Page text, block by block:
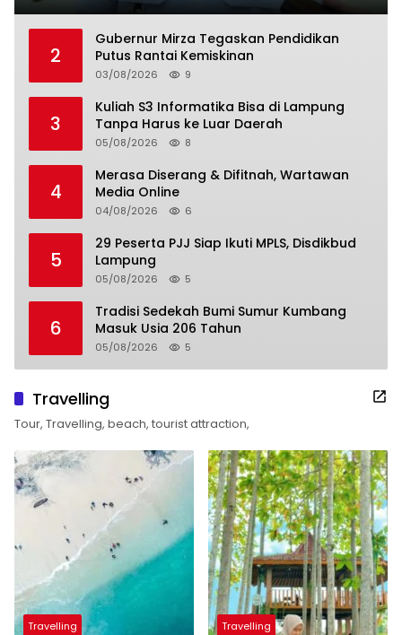
2
Gubernur Mirza Tegaskan Pendidikan
Putus Rantai Kemiskinan
03/08/2026 9
3
Kuliah S3 Informatika Bisa di Lampung
Tanpa Harus ke Luar Daerah
05/08/2026 8
4
Merasa Diserang & Difitnah, Wartawan
Media Online
04/08/2026 6
5
29 Peserta PJJ Siap Ikuti MPLS, Disdikbud
Lampung
05/08/2026 5
6
Tradisi Sedekah Bumi Sumur Kumbang
Masuk Usia 206 Tahun
05/08/2026 5
Travelling
Tour, Travelling, beach, tourist attraction,
Travelling Travelling